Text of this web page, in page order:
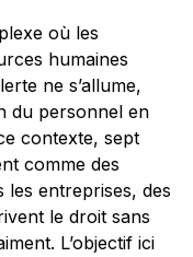
où les
humaines
ne s’allume,
du personnel en
contexte, sept
comme des
entreprises, des
le droit sans
L’objectif ici